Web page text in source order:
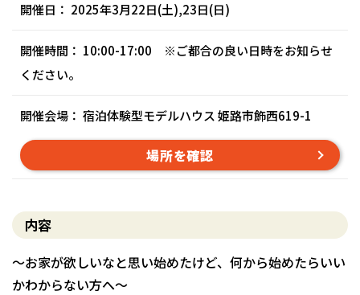
開催日： 2025年3月22日(土),23日(日)
開催時間： 10:00-17:00 ※ご都合の良い日時をお知らせ
ください。
開催会場： 宿泊体験型モデルハウス 姫路市飾西619-1
場所を確認
内容
～お家が欲しいなと思い始めたけど、何から始めたらいい
かわからない方へ～